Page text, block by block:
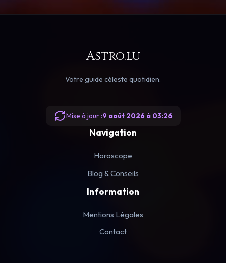
Astro.lu
Votre guide céleste quotidien.
Mise à jour :9 août 2026 à 03:26
Navigation
Horoscope
Blog & Conseils
Information
Mentions Légales
Contact